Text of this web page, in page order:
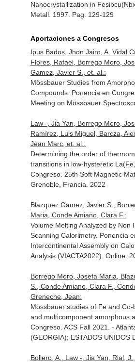
Nanocrystallization in
Metall. 1997. Pag. 129-129
Aportaciones a Congresos
Ipus Bados, Jhon Jairo, A. Vidal
Flores, Rafael, Borrego Moro,
Gamez, Javier S., et. al.:
Mössbauer Studies from
Compounds. Ponencia en
Meeting on Mössbauer
Law -, Jia Yan, Borrego Moro,
Ramírez, Luis Miguel, Barcza,
Jean Marc, et. al.:
Determining the order of
transitions in low-hysteretic
Congreso. 25th Soft Magnetic
Grenoble, Francia. 2022
Blazquez Gamez, Javier S.,
Maria, Conde Amiano, Clara F.:
Volume Melting Analyzed by Non
Scanning Calorimetry. Ponencia
Intercontinental Assembly on
Analysis (VIACTA2022). Online.
Borrego Moro, Josefa Maria,
S., Conde Amiano, Clara F.,
Greneche, Jean:
Mössbauer studies of Fe and
and multicomponent amorphous
Congreso. ACS Fall 2021. -
(GEORGIA); ESTADOS UNIDOS
Bollero, A., Law -, Jia Yan, Rial, J.,